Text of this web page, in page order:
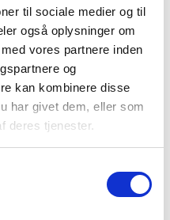
til sociale medier og til
også oplysninger om
vores partnere inden
og
kan kombinere disse
har givet dem, eller som
deres tjenester.
INFORMATION
FAQ
det fantastiske brand Jack
med de kun 216 gram og
eller blæsende, da den
op til 20.000 mm.
en åndbarhed på op til
du sikret både gennem regn